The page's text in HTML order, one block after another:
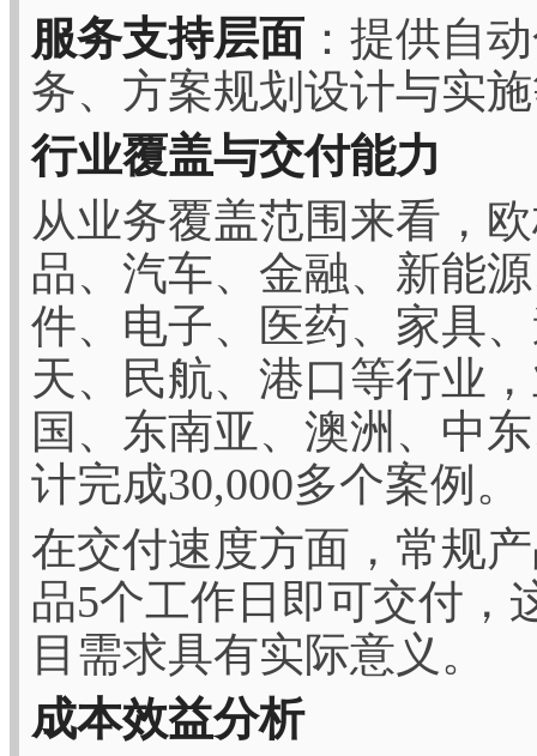
服务支持层面 ：提供自
务、方案规划设计与实
行业覆盖与交付能力
从业务覆盖范围来看，
品、汽车、金融、新能
件、电子、医药、家具
天、民航、港口等行业
国、东南亚、澳洲、中
计完成30,000多个案例。
在交付速度方面，常规
品5个工作日即可交付，
目需求具有实际意义。
成本效益分析